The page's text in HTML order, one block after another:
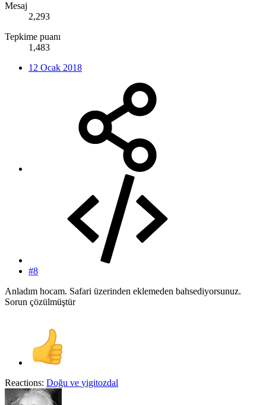
Mesaj
2,293
Tepkime puanı
1,483
12 Ocak 2018
#8
Anladım hocam. Safari üzerinden eklemeden bahsediyorsunuz.
Sorun çözülmüştür
Reactions: Doğu ve yigitozdal